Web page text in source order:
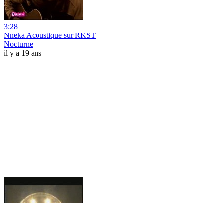
3:28
Nneka Acoustique sur RKST
Nocturne
il y a 19 ans